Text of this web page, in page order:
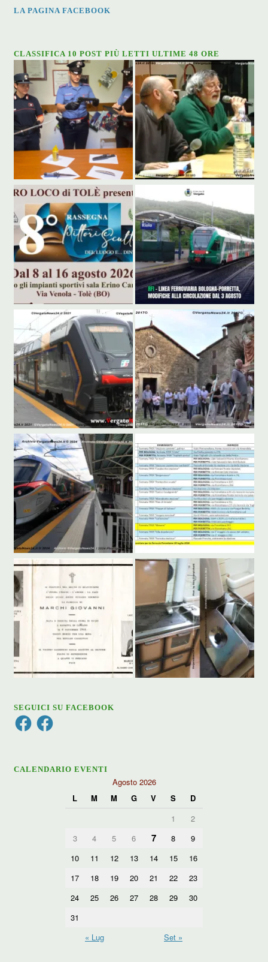
LA PAGINA FACEBOOK
CLASSIFICA 10 POST PIÙ LETTI ULTIME 48 ORE
SEGUICI SU FACEBOOK
FacebookFacebook
CALENDARIO EVENTI
Agosto 2026
L
M M G V S
D
1
2
3
4 5 6 7 8
9
10
11 12 13 14 15
16
17
18 19 20 21 22
23
24
25 26 27 28 29
30
31
« Lug
Set »